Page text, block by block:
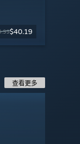
$41.99
$34.99
$19.99
$22.49
$40.19
$14.99
免费开玩
免费开玩
$69.99
免费开玩
免费开玩
查看更多